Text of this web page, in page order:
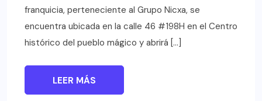
franquicia, perteneciente al Grupo Nicxa, se
encuentra ubicada en la calle 46 #198H en el Centro
histórico del pueblo mágico y abrirá […]
LEER MÁS